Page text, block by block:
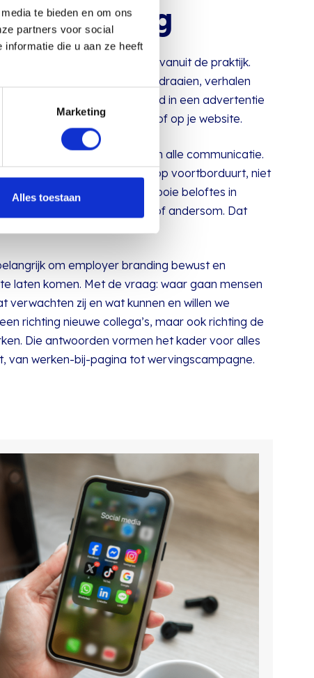
te bieden en om ons
partners voor social
die u aan ze heeft
Marketing
Alles toestaan
branding
we naar employer branding vanuit de praktijk.
communiceren, campagnes draaien, verhalen
En dan wil je niet dat iemand in een advertentie
dan op je werken-bij-pagina of op je website.
daarom de rode draad in alle communicatie.
op voortborduurt, niet
fundament ontstaat ruis: mooie beloftes in
op de werkvloer of andersom. Dat
en uitstroom.
om employer branding bewust en
laten komen. Met de vraag: waar gaan mensen
verwachten zij en wat kunnen en willen we
richting nieuwe collega’s, maar ook richting de
Die antwoorden vormen het kader voor alles
van werken-bij-pagina tot wervingscampagne.